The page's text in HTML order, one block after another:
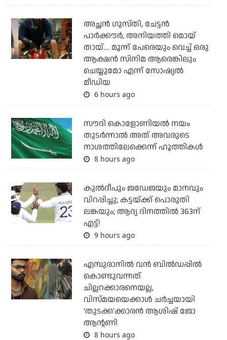
അച്ഛന്‍ ഗുസ്തി, ചേട്ടന്‍
പാര്‍ക്കൗര്‍, അനിയത്തി മൊയ്
തായ്.... മൂന്ന് പേരെയും വെച്ച് ഒരു
ആക്ഷന്‍ സിനിമ ആരെങ്കിലും
ചെയ്യുമോ എന്ന് സോഷ്യല്‍
മീഡിയ
6 hours ago
സൗദി കൊളോണിയല്‍ നയം
തുടര്‍ന്നാല്‍ അത് അവരുടെ
നാശത്തിലേക്കെന്ന് ഹൂത്തികള്‍
8 hours ago
കുല്‍ദീപും ജഡേജയും മാനവും
വിറപ്പിച്ചു; കട്ടയ്ക്ക് പൊരുതി
ലങ്കയും; ആദ്യ ദിനത്തില്‍ 363ന്
എട്ട്!
9 hours ago
എമ്പുരാനില്‍ വന്‍ ബില്‍ഡപ്പില്‍
കൊണ്ടുവന്നത്
ചില്ലറക്കാരനെയല്ല,
വിസ്മയയെക്കാള്‍ ചര്‍ച്ചയായി
'തുടക്ക'ക്കാരന്‍ ആശിഷ് ജോ
ആന്റണി
8 hours ago